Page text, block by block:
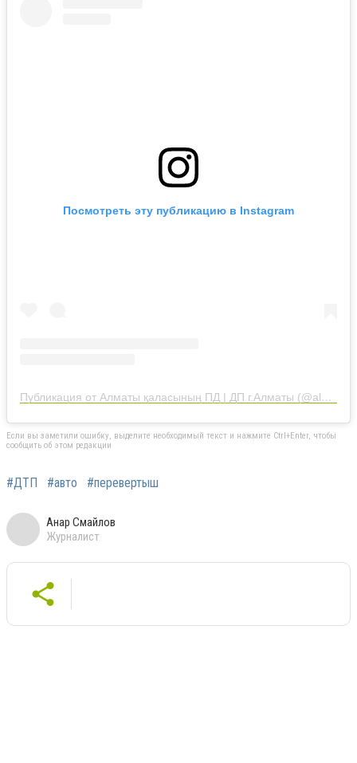
Посмотреть эту публикацию в Instagram
Публикация от Алматы қаласының ПД | ДП г.Алматы (@almaty_police_department)
Если вы заметили ошибку, выделите необходимый текст и нажмите Ctrl+Enter, чтобы
сообщить об этом редакции
#ДТП #авто #перевертыш
Анар Смайлов
Журналист